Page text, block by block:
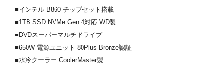
■インテル B860 チップセット搭載
■1TB SSD NVMe Gen.4対応 WD製
■DVDスーパーマルチドライブ
■650W 電源ユニット 80Plus Bronze認証
■水冷クーラー CoolerMaster製